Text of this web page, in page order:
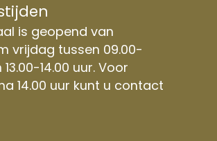
is geopend van
vrijdag tussen 09.00-
13.00-14.00 uur. Voor
14.00 uur kunt u contact